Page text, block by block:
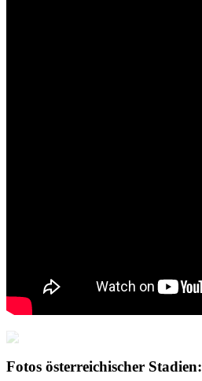
Fotos österreichischer Stadien: